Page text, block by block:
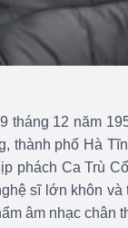
tháng 12 năm
thành phố Hà
phách Ca Trù
sĩ lớn khôn và
âm nhạc chân